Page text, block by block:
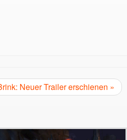
Neuer Trailer erschienen »